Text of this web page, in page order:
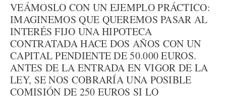
VEÁMOSLO CON UN EJEMPLO PRÁCTICO:
IMAGINEMOS QUE QUEREMOS PASAR AL
INTERÉS FIJO UNA HIPOTECA
CONTRATADA HACE DOS AÑOS CON UN
CAPITAL PENDIENTE DE 50.000 EUROS.
ANTES DE LA ENTRADA EN VIGOR DE LA
LEY, SE NOS COBRARÍA UNA POSIBLE
COMISIÓN DE 250 EUROS SI LO